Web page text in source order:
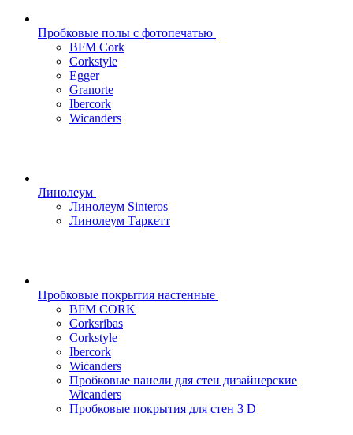
Пробковые полы с фотопечатью
BFM Cork
Corkstyle
Egger
Granorte
Ibercork
Wicanders
Линолеум
Линолеум Sinteros
Линолеум Таркетт
Пробковые покрытия настенные
BFM CORK
Corksribas
Corkstyle
Ibercork
Wicanders
Пробковые панели для стен дизайнерские
Wicanders
Пробковые покрытия для стен 3 D